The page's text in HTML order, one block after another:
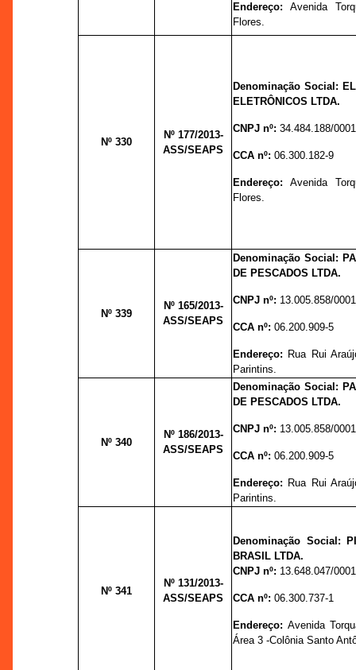
Endereço:Avenida
Flores.
Nº 330
Nº 177/2013-
ASS/SEAPS
Denominação Social:
ELETRÔNICOS LTDA.
CNPJ nº:34.484.188/
CCA nº:06.300.182-9
Endereço:Avenida
Flores.
Nº 339
Nº 165/2013-
ASS/SEAPS
Denominação Social:
DE PESCADOS LTDA.
CNPJ nº: 13.005.858/
CCA nº:06.200.909-5
Endereço: Rua Rui
Parintins.
Nº 340
Nº 186/2013-
ASS/SEAPS
Denominação Social:
DE PESCADOS LTDA.
CNPJ nº: 13.005.858/
CCA nº:06.200.909-5
Endereço: Rua Rui
Parintins.
Nº 341
Nº 131/2013-
ASS/SEAPS
Denominação Social:
BRASIL LTDA.
CNPJ nº: 13.648.047/
CCA nº:06.300.737-1
Endereço: Avenida
Área 3 -Colônia Santo